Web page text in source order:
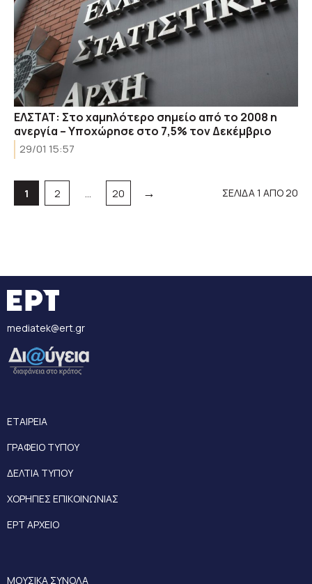
ΕΛΣΤΑΤ: Στο χαμηλότερο σημείο από το 2008 η
ανεργία – Υποχώρησε στο 7,5% τον Δεκέμβριο
29/01 15:57
Σελίδα
1 Σελίδα
2 … Σελίδα
20 → ΣΕΛΙΔΑ 1 ΑΠΟ 20
mediatek@ert.gr
ΕΤΑΙΡΕΙΑ
ΓΡΑΦΕΙΟ ΤΥΠΟΥ
ΔΕΛΤΙΑ ΤΥΠΟΥ
ΧΟΡΗΓΙΕΣ ΕΠΙΚΟΙΝΩΝΙΑΣ
ΕΡΤ ΑΡΧΕΙΟ
ΜΟΥΣΙΚΑ ΣΥΝΟΛΑ